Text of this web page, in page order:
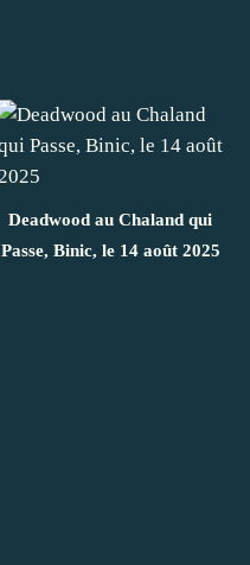
Deadwood au Chaland qui
Passe, Binic, le 14 août 2025